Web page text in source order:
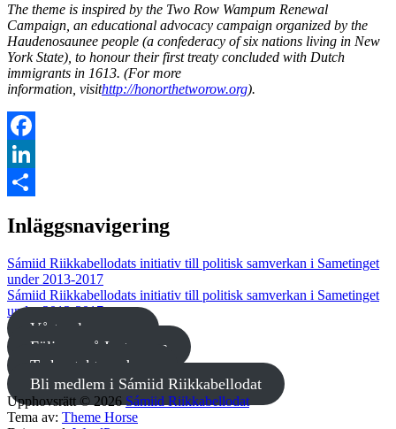
The theme is inspired by the Two Row Wampum Renewal
Campaign, an educational advocacy campaign organized by the
Haudenosaunee people (a confederacy of six nations living in New
York State), to honour their first treaty concluded with Dutch
immigrants in 1613. (For more
information, visithttp://honorthetworow.org).
Facebook
LinkedIn
Inläggsnavigering
Sámiid Riikkabellodats initiativ till politisk samverkan i Sametinget
under 2013-2017
Sámiid Riikkabellodats initiativ till politisk samverkan i Sametinget
under 2013-2017
Vårt valprogram
Följ oss på Instagram
Ta kontakt med oss
Bli medlem i Sámiid Riikkabellodat
Upphovsrätt © 2026 Sámiid Riikkabellodat
Tema av: Theme Horse